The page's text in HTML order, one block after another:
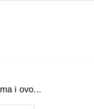
i ovo...